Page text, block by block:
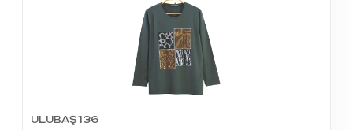
ULUBAŞ136